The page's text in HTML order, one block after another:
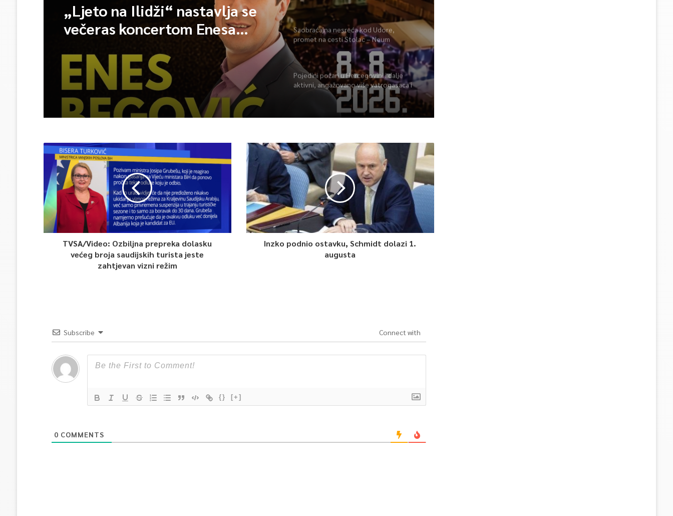
„Ljeto na Ilidži“ nastavlja se
večeras koncertom Enesa
Saobraćajna nesreća kod Udore,
promet na cesti Stolac – Neum
potpuno obustavljen
Pojedini požari u Hercegovini i dalje
aktivni, angažovano više vatrogasaca i
helikopter
TVSA/Video: Ozbiljna prepreka dolasku
većeg broja saudijskih turista jeste
zahtjevan vizni režim
Inzko podnio ostavku, Schmidt dolazi 1.
augusta
Subscribe Connect with
{} [+]
0 COMMENTS